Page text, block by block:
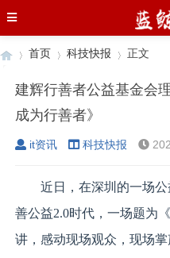
›
首页
›
科技快报 正文
建辉行善者公益基金会
成为行善者》
it资讯 科技快报
近日，在深圳的一场
善公益2.0时代，一场题为
讲，感动现场观众，现场